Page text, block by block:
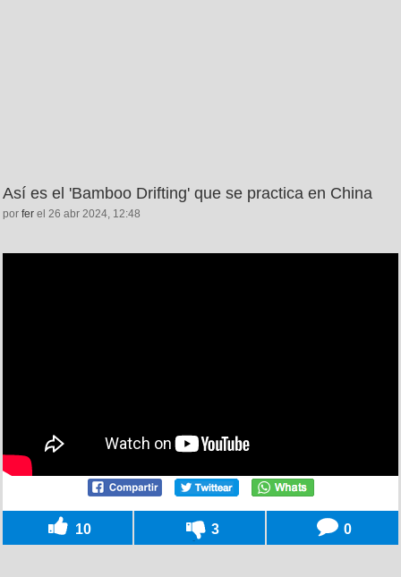
Así es el 'Bamboo Drifting' que se practica en China
por fer el 26 abr 2024, 12:48
10 3 0